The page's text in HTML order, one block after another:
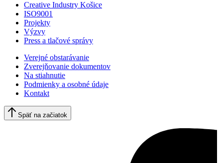
Creative Industry Košice
ISO9001
Projekty
Výzvy
Press a tlačové správy
Verejné obstarávanie
Zverejňovanie dokumentov
Na stiahnutie
Podmienky a osobné údaje
Kontakt
Späť na začiatok